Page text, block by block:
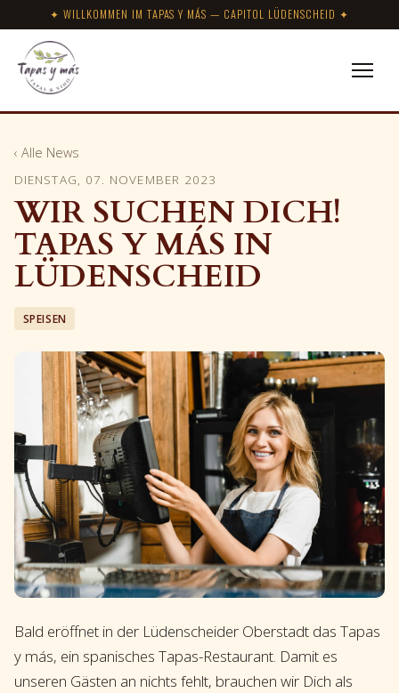
✦ WILLKOMMEN IM TAPAS Y MÁS — CAPITOL LÜDENSCHEID ✦
‹ Alle News
DIENSTAG, 07. NOVEMBER 2023
WIR SUCHEN DICH!
TAPAS Y MÁS IN
LÜDENSCHEID
SPEISEN
Bald eröffnet in der Lüdenscheider Oberstadt das Tapas
y más, ein spanisches Tapas-Restaurant. Damit es
unseren Gästen an nichts fehlt, brauchen wir Dich als